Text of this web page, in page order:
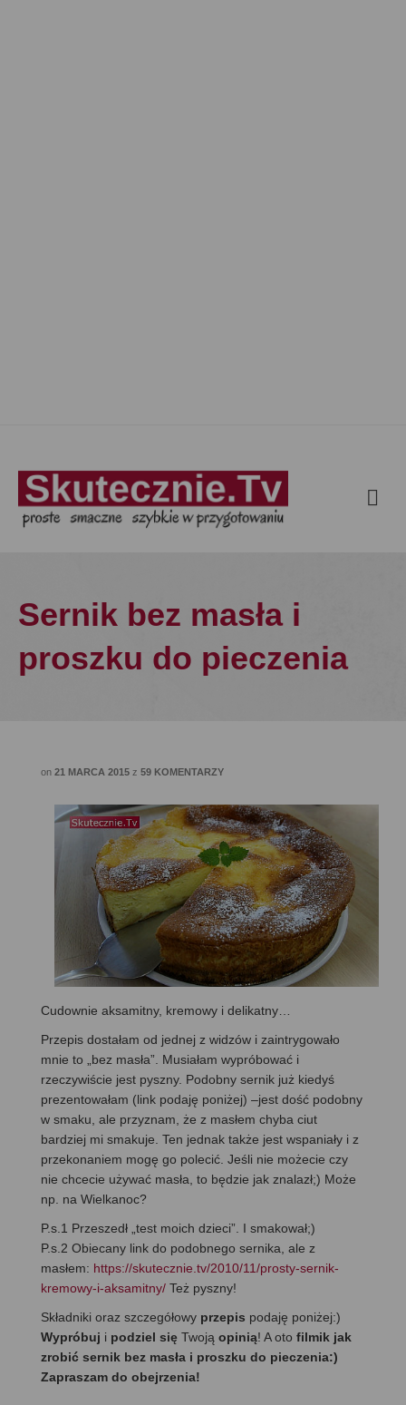
Sernik bez masła i
proszku do pieczenia
on 21 MARCA 2015 z 59 KOMENTARZY
Cudownie aksamitny, kremowy i delikatny…
Przepis dostałam od jednej z widzów i zaintrygowało
mnie to „bez masła”. Musiałam wypróbować i
rzeczywiście jest pyszny. Podobny sernik już kiedyś
prezentowałam (link podaję poniżej) –jest dość podobny
w smaku, ale przyznam, że z masłem chyba ciut
bardziej mi smakuje. Ten jednak także jest wspaniały i z
przekonaniem mogę go polecić. Jeśli nie możecie czy
nie chcecie używać masła, to będzie jak znalazł;) Może
np. na Wielkanoc?
P.s.1 Przeszedł „test moich dzieci”. I smakował;)
P.s.2 Obiecany link do podobnego sernika, ale z
masłem: https://skutecznie.tv/2010/11/prosty-sernik-
kremowy-i-aksamitny/ Też pyszny!
Składniki oraz szczegółowy przepis podaję poniżej:)
Wypróbuj i podziel się Twoją opinią! A oto filmik jak
zrobić sernik bez masła i proszku do pieczenia:)
Zapraszam do obejrzenia!